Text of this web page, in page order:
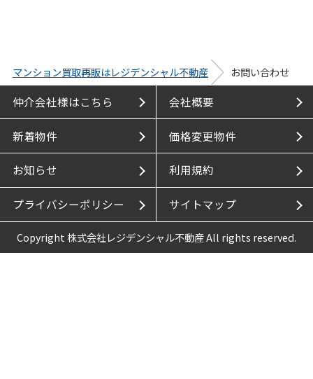
マンション買取再販はレジデンシャル不動産 お問い合わせ
仲介会社様はこちら 会社概要
新着物件 価格変更物件
お知らせ 利用規約
プライバシーポリシー サイトマップ
Copyright 株式会社レジデンシャル不動産 All rights reserved.